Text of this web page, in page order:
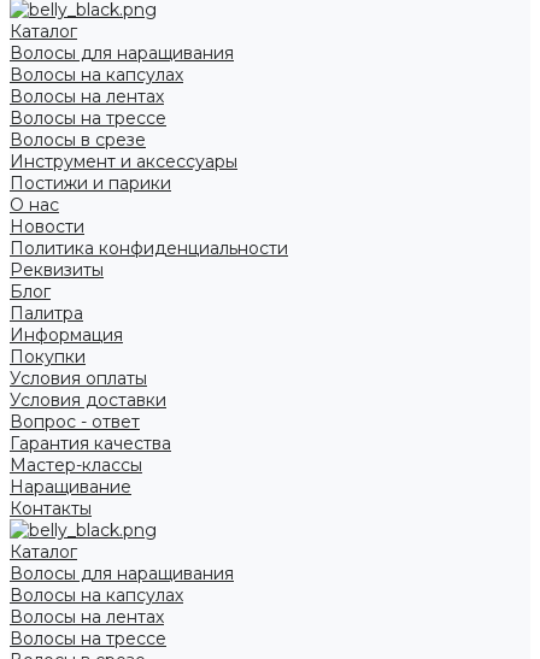
Каталог
Волосы для наращивания
Волосы на капсулах
Волосы на лентах
Волосы на трессе
Волосы в срезе
Инструмент и аксессуары
Постижи и парики
О нас
Новости
Политика конфиденциальности
Реквизиты
Блог
Палитра
Информация
Покупки
Условия оплаты
Условия доставки
Вопрос - ответ
Гарантия качества
Мастер-классы
Наращивание
Контакты
Каталог
Волосы для наращивания
Волосы на капсулах
Волосы на лентах
Волосы на трессе